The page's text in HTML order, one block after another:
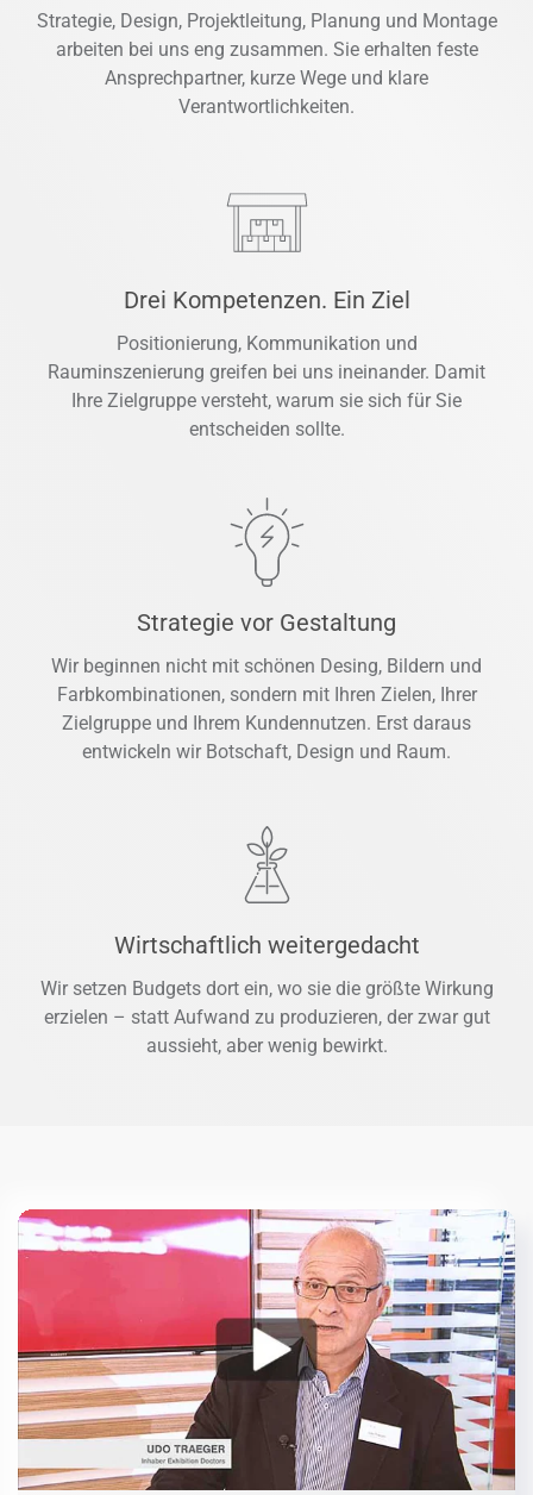
Strategie, Design, Projektleitung, Planung und Montage
arbeiten bei uns eng zusammen. Sie erhalten feste
Ansprechpartner, kurze Wege und klare
Verantwortlichkeiten.
Drei Kompetenzen. Ein Ziel
Positionierung, Kommunikation und
Rauminszenierung greifen bei uns ineinander. Damit
Ihre Zielgruppe versteht, warum sie sich für Sie
entscheiden sollte.
Strategie vor Gestaltung
Wir beginnen nicht mit schönen Desing, Bildern und
Farbkombinationen, sondern mit Ihren Zielen, Ihrer
Zielgruppe und Ihrem Kundennutzen. Erst daraus
entwickeln wir Botschaft, Design und Raum.
Wirtschaftlich weitergedacht
Wir setzen Budgets dort ein, wo sie die größte Wirkung
erzielen – statt Aufwand zu produzieren, der zwar gut
aussieht, aber wenig bewirkt.